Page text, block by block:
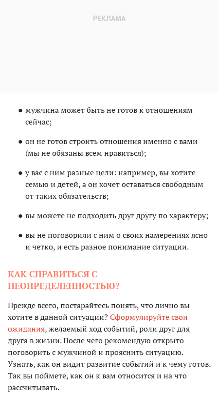
мужчина может быть не готов к отношениям
сейчас;
он не готов строить отношения именно с вами
(мы не обязаны всем нравиться);
у вас с ним разные цели: например, вы хотите
семью и детей, а он хочет оставаться свободным
от таких обязательств;
вы можете не подходить друг другу по характеру;
вы не поговорили с ним о своих намерениях ясно
и четко, и есть разное понимание ситуации.
КАК СПРАВИТЬСЯ С
НЕОПРЕДЕЛЕННОСТЬЮ?
Прежде всего, постарайтесь понять, что лично вы
хотите в данной ситуации? Сформулируйте свои
ожидания, желаемый ход событий, роли друг для
друга в жизни. После чего рекомендую открыто
поговорить с мужчиной и прояснить ситуацию.
Узнать, как он видит развитие событий и к чему готов.
Так вы поймете, как он к вам относится и на что
рассчитывать.